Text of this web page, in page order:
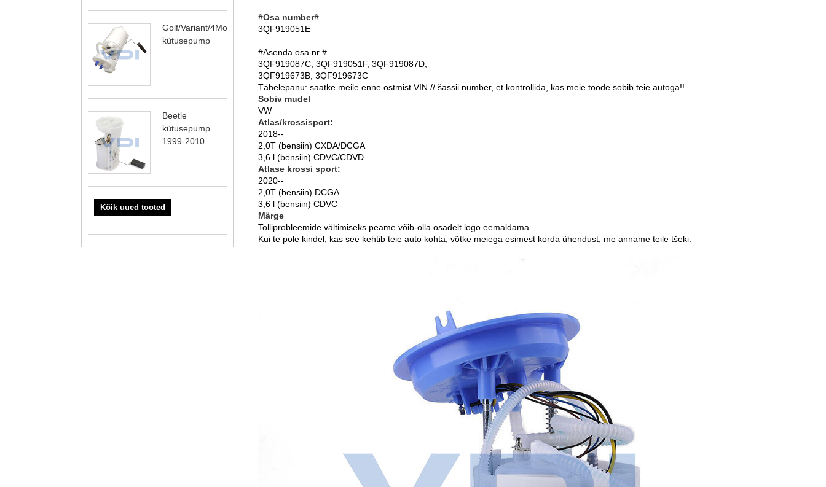
Golf/Variant/4Motion
kütusepump
Beetle
kütusepump
1999-2010
Kõik uued tooted
#Osa number#
3QF919051E
#Asenda osa nr #
3QF919087C, 3QF919051F, 3QF919087D,
3QF919673B, 3QF919673C
Tähelepanu: saatke meile enne ostmist VIN // šassii number, et kontrollida, kas meie toode sobib teie autoga!!
Sobiv mudel
VW
Atlas/krossisport:
2018--
2,0T (bensiin) CXDA/DCGA
3,6 l (bensiin) CDVC/CDVD
Atlase krossi sport:
2020--
2,0T (bensiin) DCGA
3,6 l (bensiin) CDVC
Märge
Tolliprobleemide vältimiseks peame võib-olla osadelt logo eemaldama.
Kui te pole kindel, kas see kehtib teie auto kohta, võtke meiega esimest korda ühendust, me anname teile tšeki.